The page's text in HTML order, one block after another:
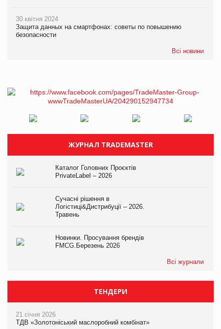
30 квітня 2024
Защита данных на смартфонах: советы по повышению
безопасности
Всі новини
ЖУРНАЛ TRADEMASTER
Каталог Головних Проєктів
PrivateLabel – 2026
Сучасні рішення в
Логістиці&Дистрибуції – 2026.
Травень
Новинки. Просування брендів
FMCG.Березень 2026
Всі журнали
ТЕНДЕРИ
21 січня 2026
ТДВ «Золотоніський маслоробний комбінат»